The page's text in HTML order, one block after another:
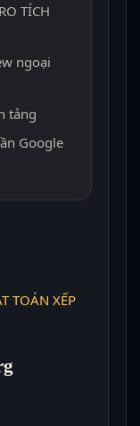
TÍCH
ngoại
tảng
Google
TOÁN XẾP